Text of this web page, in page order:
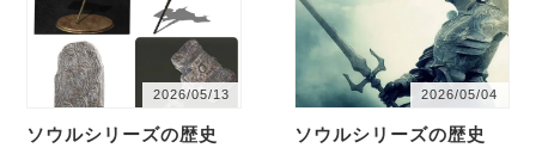
ボス「愚か者の…
トリア…
2026/05/13
ソウルシリーズの歴史
2026/05/04
ソウルシリーズの歴史